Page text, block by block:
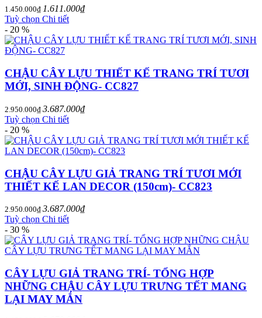
1.450.000₫ 1.611.000₫
Tuỳ chọn Chi tiết
- 20 %
CHẬU CÂY LỰU THIẾT KẾ TRANG TRÍ TƯƠI
MỚI, SINH ĐỘNG- CC827
2.950.000₫ 3.687.000₫
Tuỳ chọn Chi tiết
- 20 %
CHẬU CÂY LỰU GIẢ TRANG TRÍ TƯƠI MỚI
THIẾT KẾ LAN DECOR (150cm)- CC823
2.950.000₫ 3.687.000₫
Tuỳ chọn Chi tiết
- 30 %
CÂY LỰU GIẢ TRANG TRÍ- TỔNG HỢP
NHỮNG CHẬU CÂY LỰU TRƯNG TẾT MANG
LẠI MAY MẮN